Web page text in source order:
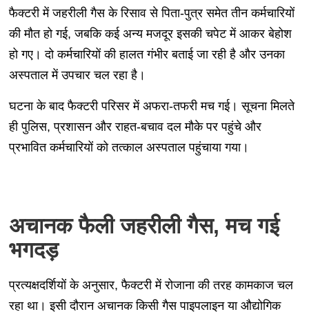
फैक्टरी में जहरीली गैस के रिसाव से पिता-पुत्र समेत तीन कर्मचारियों
की मौत हो गई, जबकि कई अन्य मजदूर इसकी चपेट में आकर बेहोश
हो गए। दो कर्मचारियों की हालत गंभीर बताई जा रही है और उनका
अस्पताल में उपचार चल रहा है।
घटना के बाद फैक्टरी परिसर में अफरा-तफरी मच गई। सूचना मिलते
ही पुलिस, प्रशासन और राहत-बचाव दल मौके पर पहुंचे और
प्रभावित कर्मचारियों को तत्काल अस्पताल पहुंचाया गया।
अचानक फैली जहरीली गैस, मच गई
भगदड़
प्रत्यक्षदर्शियों के अनुसार, फैक्टरी में रोजाना की तरह कामकाज चल
रहा था। इसी दौरान अचानक किसी गैस पाइपलाइन या औद्योगिक